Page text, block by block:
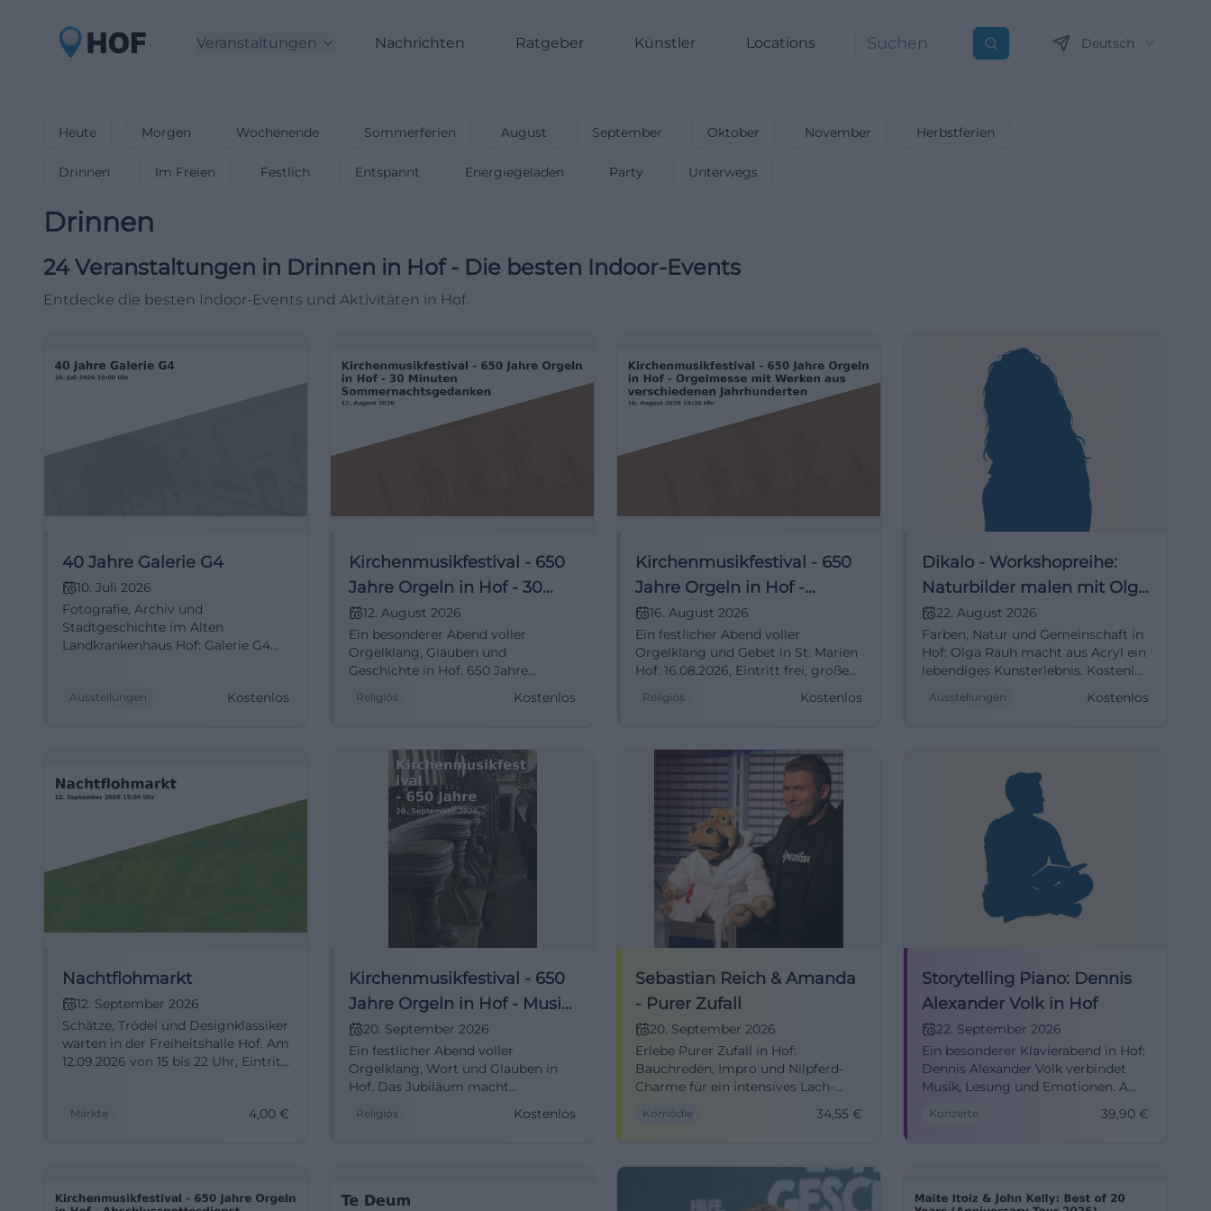
Veranstaltungen Nachrichten Ratgeber Künstler Locations Suchen Deutsch
Heute Morgen Wochenende Sommerferien August September Oktober November Herbstferien
Drinnen Im Freien Festlich Entspannt Energiegeladen Party Unterwegs
Drinnen
24 Veranstaltungen in Drinnen in Hof- Die besten Indoor-Events
Entdecke die besten Indoor-Events und Aktivitäten in Hof.
40 Jahre Galerie G4
10. Juli 2026
Fotografie, Archiv und
Stadtgeschichte im Alten
Landkrankenhaus Hof: Galerie G4
Ausstellungen Kostenlos
Kirchenmusikfestival - 650
Jahre Orgeln in Hof - 30
Minuten
Sommernachtsgedanken
12. August 2026
Ein besonderer Abend voller
Orgelklang, Glauben und
Geschichte in Hof. 650 Jahre
Sommernachtsgedanken.
Religiös Kostenlos
Kirchenmusikfestival - 650
Jahre Orgeln in Hof -
Orgelmesse mit Werken
aus verschiedenen
Jahrhunderten
16. August 2026
Ein festlicher Abend voller
Orgelklang und Gebet in St. Marien
Hof. 16.08.2026, Eintritt frei, große
Tradition. #Hof #Kirchenmusik
Religiös Kostenlos
Dikalo - Workshopreihe:
Naturbilder malen mit Olga
Rauh
22. August 2026
Farben, Natur und Gemeinschaft in
Hof: Olga Rauh macht aus Acryl ein
lebendiges Kunsterlebnis. Kostenlos
#KunstInHof
Ausstellungen Kostenlos
Nachtflohmarkt
12. September 2026
Schätze, Trödel und Designklassiker
warten in der Freiheitshalle Hof. Am
12.09.2026 von 15 bis 22 Uhr, Eintritt
Märkte 4,00 €
Kirchenmusikfestival - 650
Jahre Orgeln in Hof - Musik
und Wort
20. September 2026
Ein festlicher Abend voller
Orgelklang, Wort und Glauben in
Hof. Das Jubiläum macht
berührend. #Kirchenmusik #Hof
Religiös Kostenlos
Sebastian Reich & Amanda
- Purer Zufall
20. September 2026
Erlebe Purer Zufall in Hof:
Bauchreden, Impro und Nilpferd-
Charme für ein intensives Lach-
erreichbar, Comedy für die ganze
Komödie 34,55 €
Storytelling Piano: Dennis
Alexander Volk in Hof
22. September 2026
Ein besonderer Klavierabend in Hof:
Dennis Alexander Volk verbindet
Musik, Lesung und Emotionen. Am
#StorytellingPiano
Konzerte 39,90 €